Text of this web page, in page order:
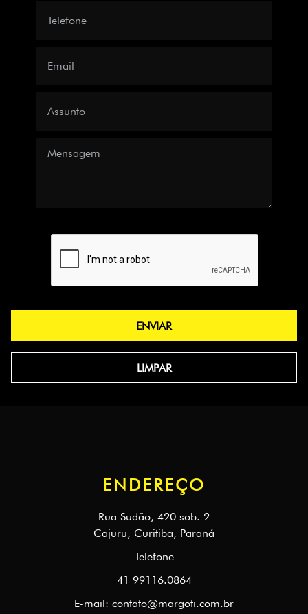
ENDEREÇO
Rua Sudão, 420 sob. 2
Cajuru, Curitiba, Paraná
Telefone
41 99116.0864
E-mail: contato@margoti.com.br